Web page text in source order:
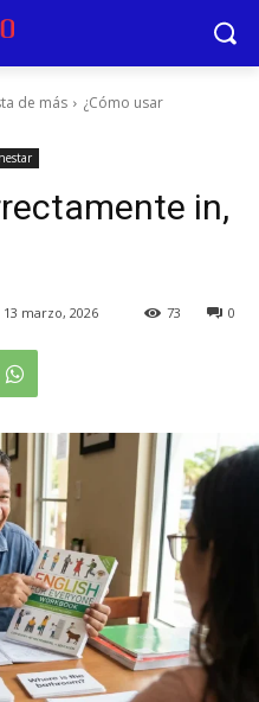
de más
¿Cómo usar
in,
13 marzo, 2026 0
73